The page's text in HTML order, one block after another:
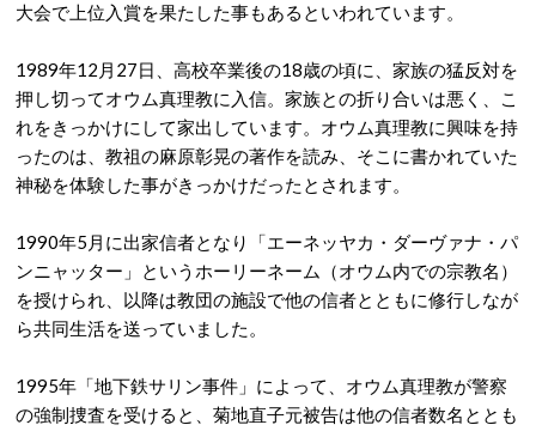
大会で上位入賞を果たした事もあるといわれています。
1989年12月27日、高校卒業後の18歳の頃に、家族の猛反対を
押し切ってオウム真理教に入信。家族との折り合いは悪く、こ
れをきっかけにして家出しています。オウム真理教に興味を持
ったのは、教祖の麻原彰晃の著作を読み、そこに書かれていた
神秘を体験した事がきっかけだったとされます。
1990年5月に出家信者となり「エーネッヤカ・ダーヴァナ・パ
ンニャッター」というホーリーネーム（オウム内での宗教名）
を授けられ、以降は教団の施設で他の信者とともに修行しなが
ら共同生活を送っていました。
1995年「地下鉄サリン事件」によって、オウム真理教が警察
の強制捜査を受けると、菊地直子元被告は他の信者数名ととも